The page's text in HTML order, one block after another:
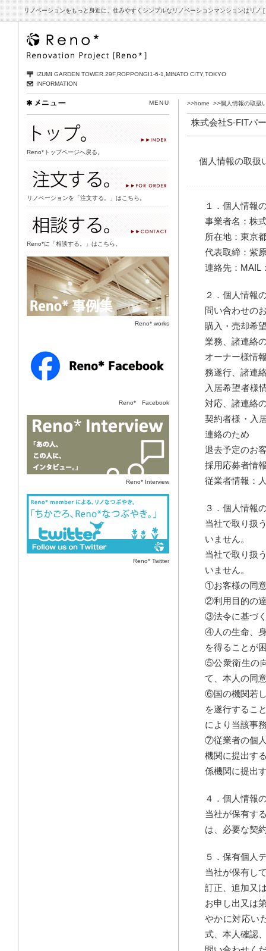
リノベーションをもっと身近に、住みやすくシンプルなリノベーションマンションはリノ
IZUMI GARDEN TOWER.29F,ROPPONGI1-6-1,MINATO CITY,TOKYO
INFORMATION
MENU
リンク
Reno*トップページへ戻る。
リンク
リノベーションを「注文する。」はこちら。
リンク
Reno*に「相談する。」はこちら。
Reno*事例集
Reno* works
Reno* Facebook
あの人、この人に、インタビュー。
Reno* Interview
近ごろ、Reno*なつぶやき。
Reno* Twitter
>>home >>個人情報の取扱
株式会社S-FITパ
個人情報の取扱
１．個人情報
事業者名：株
所在地：東京
代表取締：紫
連絡先：MAIL
２．個人情報
問い合わせの
購入・売却希
業務、諸連絡
オーナー様情
務遂行、諸連
入居希望者様
対応、諸連絡
契約者様・入
連絡のため
退去予定のお
採用応募者情
従業者情報：
３．個人情報
当社で取り扱
いません。
当社で取り扱
いません。
①お客様の同
②利用目的の
③法令に基づ
④人の生命、
を得ることが
⑤公衆衛生の
て、本人の同
⑥国の機関若
を遂行するこ
により当該事
⑦従業者の個
機関に提出す
係機関に提出
４．個人情報
当社が保有す
は、必要な契
５．保有個人
当社が保有し
訂正、追加又
お申し出又は
やかに対応い
式、本人確認